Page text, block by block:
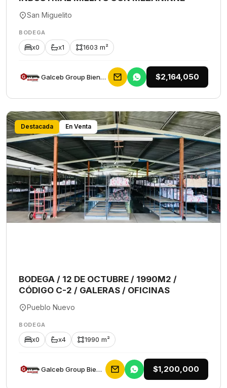
San Miguelito
BODEGA
x0 x1 1603 m²
Galceb Group Bienes Raices $2,164,050
Destacada En Venta
BODEGA / 12 DE OCTUBRE / 1990M2 /
CÓDIGO C-2 / GALERAS / OFICINAS
Pueblo Nuevo
BODEGA
x0 x4 1990 m²
Galceb Group Bienes Raices $1,200,000